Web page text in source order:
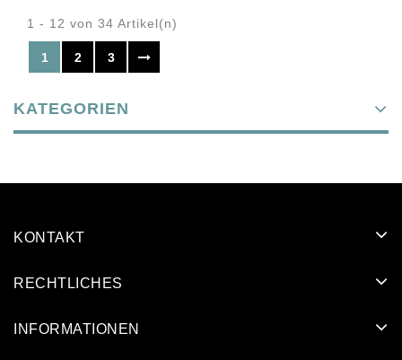
1 - 12 von 34 Artikel(n)
1 2 3
KATEGORIEN
KONTAKT
RECHTLICHES
INFORMATIONEN